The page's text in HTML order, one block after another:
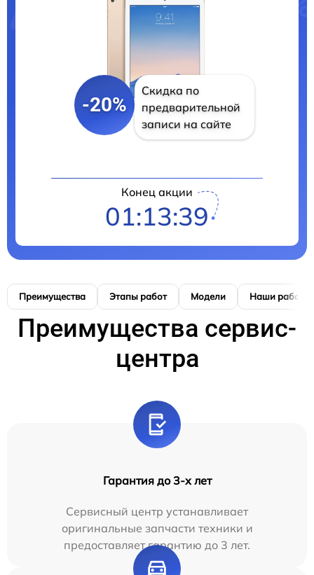
-20%
Скидка по
предварительной
записи на сайте
Конец акции
01:13:38
Преимущества Этапы работ Модели Наши работы
Преимущества сервис-
центра
Гарантия до 3-х лет
Сервисный центр устанавливает
оригинальные запчасти техники и
предоставляет гарантию до 3 лет.